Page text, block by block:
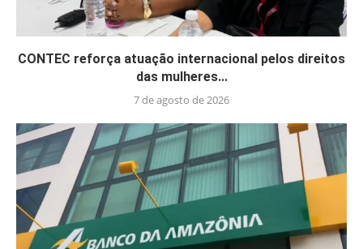
CONTEC reforça atuação internacional pelos direitos
das mulheres...
7 de agosto de 2026